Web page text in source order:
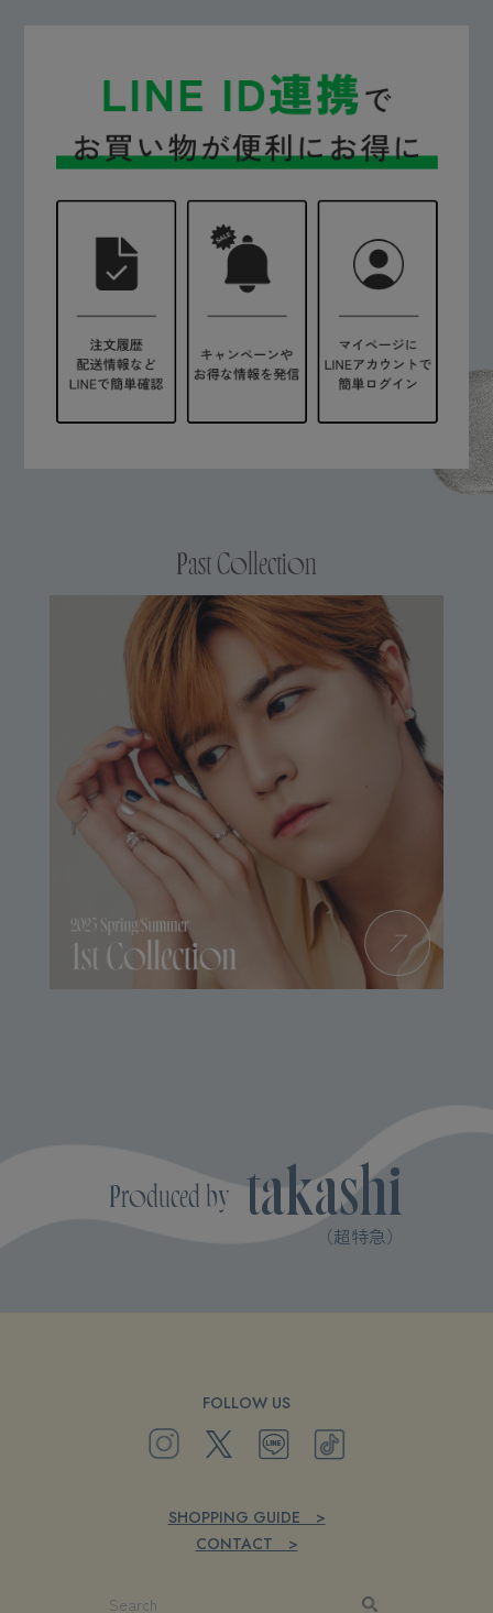
Past Collection
Produced by takashi
（超特急）
FOLLOW US
SHOPPING GUIDE >
CONTACT >